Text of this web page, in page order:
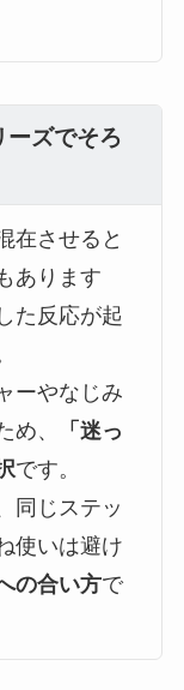
ーズでそろ
在させると
あります
た反応が起
ーやなじみ
め、
「迷っ
です。
同じステッ
使いは避け
の合い方で